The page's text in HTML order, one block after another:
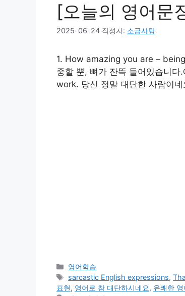
[오늘의 영어문
2025-06-24 작성자: 소금사탕
1. How amazing you are –
중할 뿐, 뼈가 잔뜩 들어있습니
work. 당신 정말 대단한 사람이
카
테
고
영어학습
태
그
sarcastic English expressions,
표현, 영어로 참 대단하시네요, 유쾌한 영